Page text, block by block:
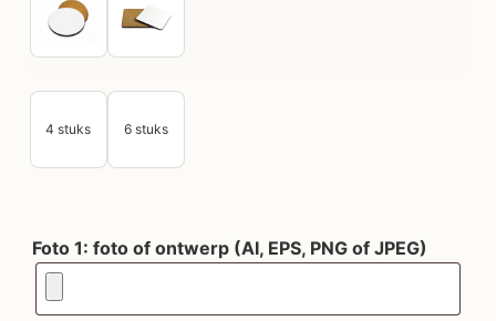
4 stuks 6 stuks
Foto 1: foto of ontwerp (AI, EPS, PNG of JPEG)